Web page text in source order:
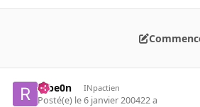
r0be0n INpactien
Posté(e) le 6 janvier 200422 a